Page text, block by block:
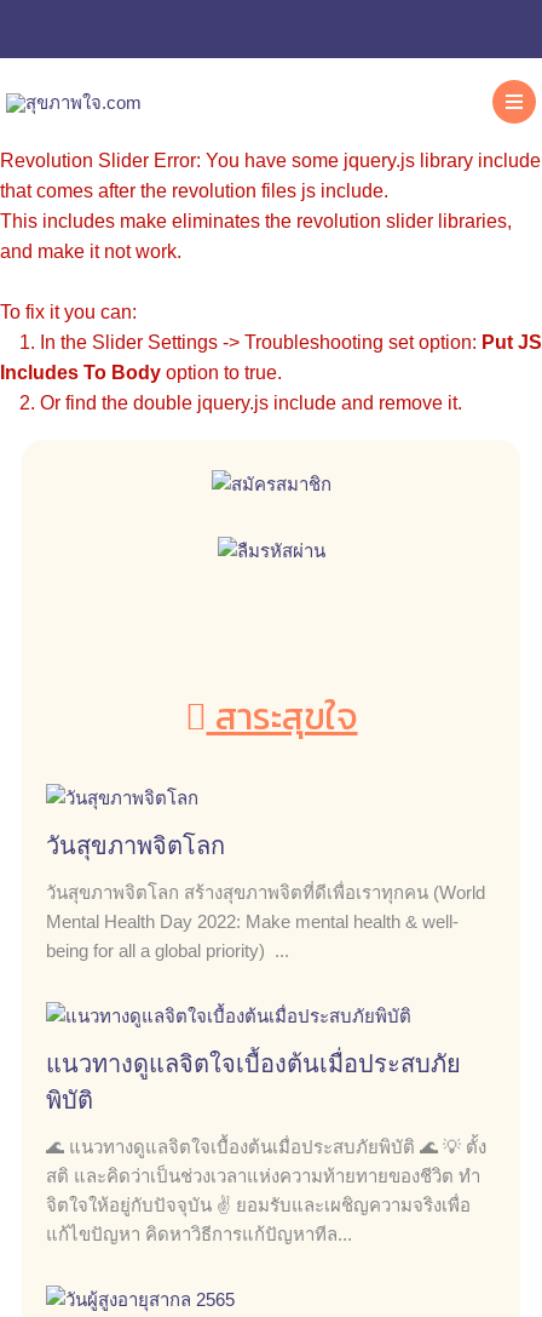
Revolution Slider Error: You have some jquery.js library include
that comes after the revolution files js include.
This includes make eliminates the revolution slider libraries,
and make it not work.
To fix it you can:
1. In the Slider Settings -> Troubleshooting set option: Put JS
Includes To Body option to true.
2. Or find the double jquery.js include and remove it.
สาระสุขใจ
วันสุขภาพจิตโลก
วันสุขภาพจิตโลก สร้างสุขภาพจิตที่ดีเพื่อเราทุกคน (World
Mental Health Day 2022: Make mental health & well-
being for all a global priority) ...
แนวทางดูแลจิตใจเบื้องต้นเมื่อประสบภัย
พิบัติ
🌊 แนวทางดูแลจิตใจเบื้องต้นเมื่อประสบภัยพิบัติ 🌊 💡 ตั้ง
สติ และคิดว่าเป็นช่วงเวลาแห่งความท้ายทายของชีวิต ทำ
จิตใจให้อยู่กับปัจจุบัน ✌️ ยอมรับและเผชิญความจริงเพื่อ
แก้ไขปัญหา คิดหาวิธีการแก้ปัญหาทีล...